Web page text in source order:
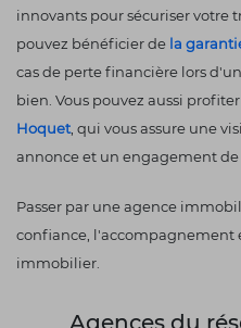
innovants pour sécuriser votre
pouvez bénéficier de la
cas de perte financière lors
bien. Vous pouvez aussi
Hoquet , qui vous assure une
annonce et un engagement
Passer par une agence
confiance, l'accompagnement
immobilier.
Agences du